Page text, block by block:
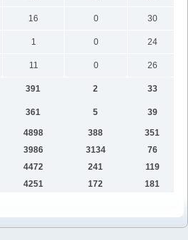
16 0
30
1 0
24
11 0
26
391 2
33
361 5 39
4898 388
351
3986 3134
76
4472 241
119
4251 172 181